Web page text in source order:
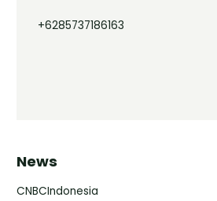
+6285737186163
News
CNBCIndonesia